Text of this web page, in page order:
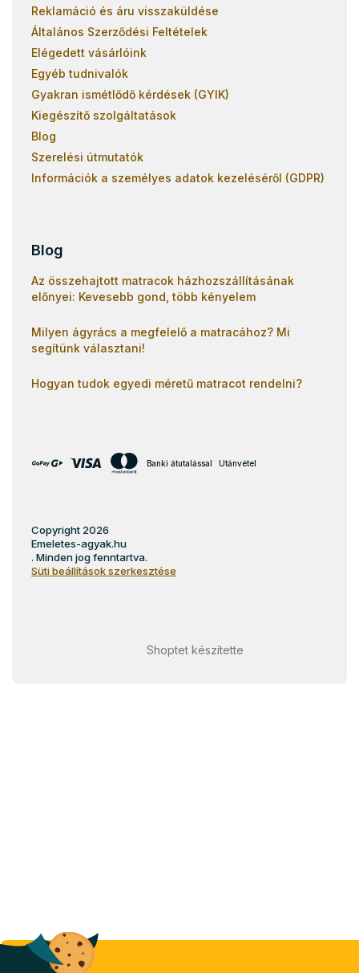
Reklamáció és áru visszaküldése
Általános Szerződési Feltételek
Elégedett vásárlóink
Egyéb tudnivalók
Gyakran ismétlődő kérdések (GYIK)
Kiegészítő szolgáltatások
Blog
Szerelési útmutatók
Információk a személyes adatok kezeléséről (GDPR)
Blog
Az összehajtott matracok házhozszállításának
előnyei: Kevesebb gond, több kényelem
Milyen ágyrács a megfelelő a matracához? Mi
segítünk választani!
Hogyan tudok egyedi méretű matracot rendelni?
Banki átutalással Utánvétel
Shoptet készítette
Copyright 2026
Emeletes-agyak.hu
. Minden jog fenntartva.
Süti beállítások szerkesztése